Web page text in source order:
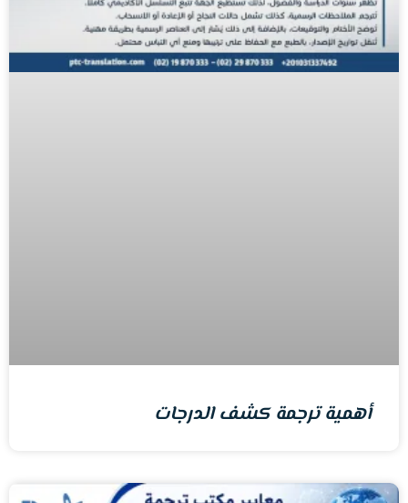
أهمية ترجمة كشف الدرجات